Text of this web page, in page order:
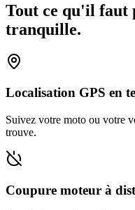
Tout ce qu'il
tranquille.
Localisation GPS en
Suivez votre moto ou votre
trouve.
Coupure moteur à